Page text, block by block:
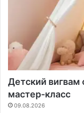
Детский
мастер-класс
09.08.2026